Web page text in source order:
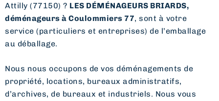
Attilly (77150) ? LES DÉMÉNAGEURS BRIARDS,
déménageurs à Coulommiers 77, sont à votre
service (particuliers et entreprises) de l’emballage
au déballage.
Nous nous occupons de vos déménagements de
propriété, locations, bureaux administratifs,
d’archives, de bureaux et industriels. Nous vous